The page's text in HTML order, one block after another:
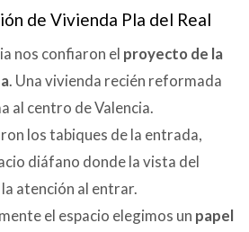
de Vivienda Pla del Real
nos confiaron el proyecto de la
. Una vivienda recién reformada
al centro de Valencia.
los tabiques de la entrada,
diáfano donde la vista del
atención al entrar.
el espacio elegimos un papel